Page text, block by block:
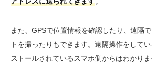
アドレスに送られてきます。
また、GPSで位置情報を確認したり、遠隔
トを撮ったりもできます。遠隔操作をして
ストールされているスマホ側からはわかりま